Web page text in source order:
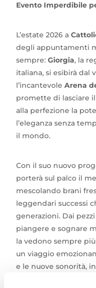
Evento Imperdibile
L’estate 2026 a
degli appuntamenti
sempre:Giorgia, la
italiana, si esibirà dal
l’incantevoleArena
promette di lasciare
alla perfezione la
l’eleganza senza
il mondo.
Con il suo nuovo
porterà sul palco il
mescolando brani
leggendari successi
generazioni. Dai
piangere e sognare
la vedono sempre
un viaggio
e le nuove sonorità,